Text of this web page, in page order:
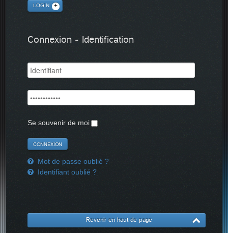
LOGIN
Connexion - Identification
Se souvenir de moi
Mot de passe oublié ?
Identifiant oublié ?
Revenir en haut de page